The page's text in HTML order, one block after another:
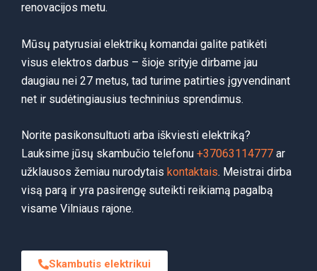
renovacijos metu.
Mūsų patyrusiai elektrikų komandai galite patikėti
visus elektros darbus – šioje srityje dirbame jau
daugiau nei 27 metus, tad turime patirties įgyvendinant
net ir sudėtingiausius techninius sprendimus.
Norite pasikonsultuoti arba iškviesti elektriką?
Lauksime jūsų skambučio telefonu +37063114777 ar
užklausos žemiau nurodytais kontaktais. Meistrai dirba
visą parą ir yra pasirengę suteikti reikiamą pagalbą
visame Vilniaus rajone.
Skambutis elektrikui